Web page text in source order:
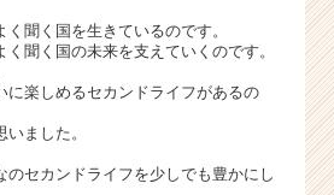
聞く国を生きているのです。
聞く国の未来を支えていくのです。
に楽しめるセカンドライフがあるの
ました。
のセカンドライフを少しでも豊かにし